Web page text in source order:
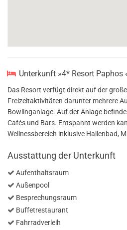
Unterkunft »4* Resort Paphos
Das Resort verfügt direkt auf der
Freizeitaktivitäten darunter mehrere
Bowlinganlage. Auf der Anlage
Cafés und Bars. Entspannt werden
Wellnessbereich inklusive Hallenbad,
Ausstattung der Unterkunft
Aufenthaltsraum
Außenpool
Besprechungsraum
Buffetrestaurant
Fahrradverleih